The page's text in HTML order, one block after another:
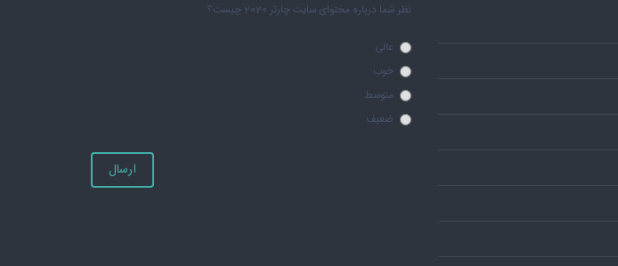
نظر شما درباره محتوای سایت چارتر 2020 چیست؟
عالی
خوب
متوسط
ضعیف
ارسال